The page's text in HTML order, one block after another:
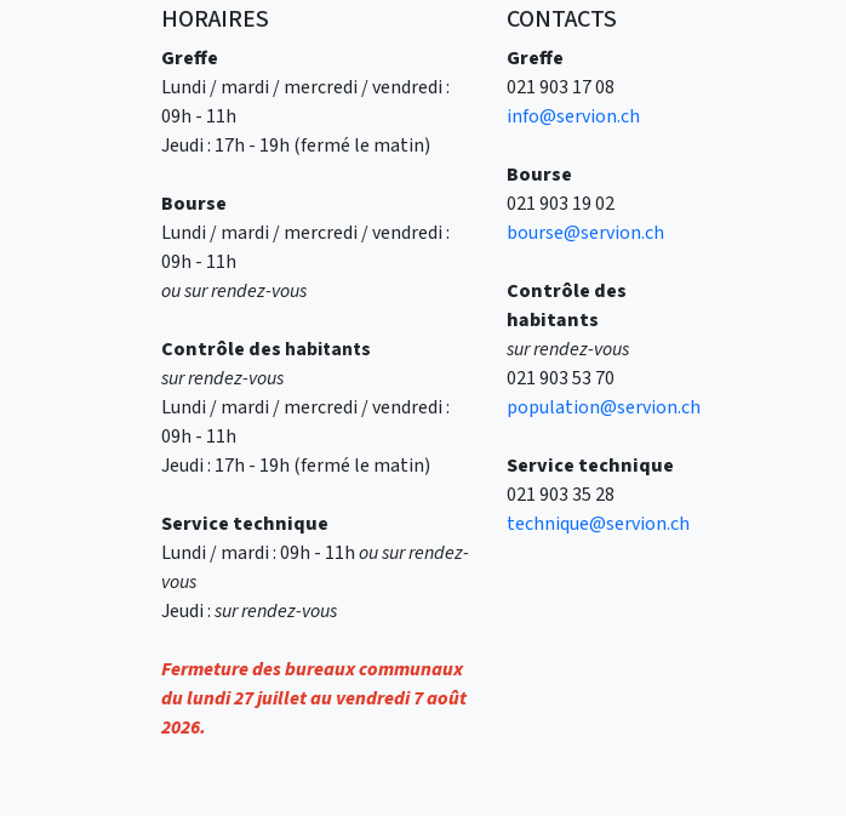
HORAIRES
Greffe
Lundi / mardi / mercredi / vendredi :
09h - 11h
Jeudi : 17h - 19h (fermé le matin)
Bourse
Lundi / mardi / mercredi / vendredi :
09h - 11h
ou sur rendez-vous
Contrôle des habitants
sur rendez-vous
Lundi / mardi / mercredi / vendredi :
09h - 11h
Jeudi : 17h - 19h (fermé le matin)
Service technique
Lundi / mardi : 09h - 11hou sur rendez-
vous
Jeudi :sur rendez-vous
Fermeture des bureaux communaux
du lundi 27 juillet au vendredi 7 août
2026.
CONTACTS
Greffe
021 903 17 08
info@servion.ch
Bourse
021 903 19 02
bourse@servion.ch
Contrôle des
habitants
sur rendez-vous
021 903 53 70
population@servion.ch
Service technique
021 903 35 28
technique@servion.ch